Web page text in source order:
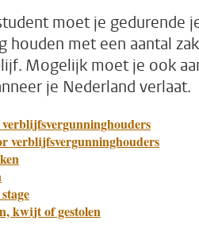
moet je gedurende
houden met een aantal
Mogelijk moet je ook
je Nederland verlaat.
verblijfsvergunninghouders
kwijt of gestolen